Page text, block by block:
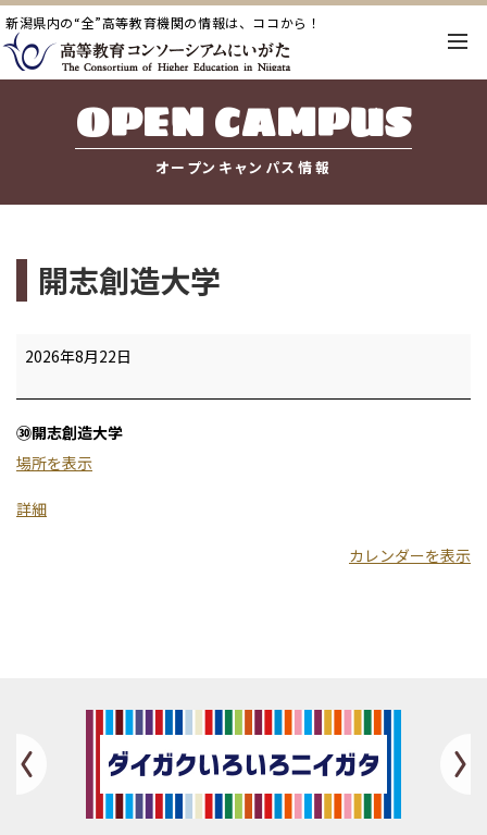
新潟県内の“全”高等教育機関の情報は、ココから！
OPEN CAMPUS
オープンキャンパス情報
開志創造大学
開
造
大
学
2026年8月22日
㉚開志創造大学
場所を表示
詳細
カレンダーを表示
Previous